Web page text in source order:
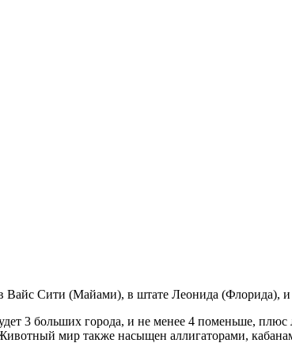
Вайс Сити (Майами), в штате Леонида (Флорида),
3 больших города, и не менее 4 поменьше,
мир также насыщен аллигаторами,